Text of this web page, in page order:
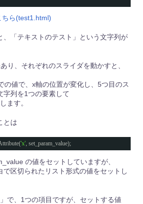
ら(test1.html)
、「テキストのテスト」という文字列が
り、それぞれのスライダを動かすと、
の値で、x軸の位置が変化し、5つ目のス
字列を1つの要素して
ます。
とは
'x', set_param_value);
の値をセットしていますが、
で区切られたリスト形式の値をセットし
で、1つの項目ですが、セットする値